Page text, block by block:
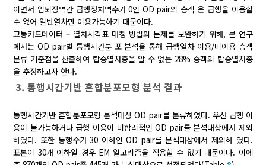
이면서 입퇴장역간 급행정차역수가 0인 OD pair의 승객 은 급행을 이용할
수 없어 일반열차만 이용가능하기 때문이다.
교통카드데이터 – 열차시각표 매칭 방법의 문제를 보완하기 위해, 본 연구
에서는 OD pair별 통행시간분 포 분석을 통해 급행열차 이용/비이용 승객
분류 기준점을 산출하여 탑승열차종을 알 수 없는 28% 승객의 탑승열차종
을 추정하고자 한다.
3. 통행시간기반 혼합분포모형 분석 결과
통행시간기반 혼합분포모형 분석대상 OD pair를 분류하였다. 우선 급행 이
용이 불가능하거나 급행 이용이 비합리적인 OD pair를 분석대상에서 제외
하였다. 또한 통행수가 30 이하인 OD pair를 분석대상에서 제외하 였다.
표본이 30개 이하일 경우 EM 알고리즘을 적용할 수 없기 때문이다. 이에